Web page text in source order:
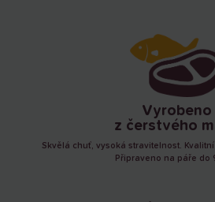
Vyrobeno
z čerstvého
Skvělá chuť, vysoká stravitelnost.
Připraveno na páře do